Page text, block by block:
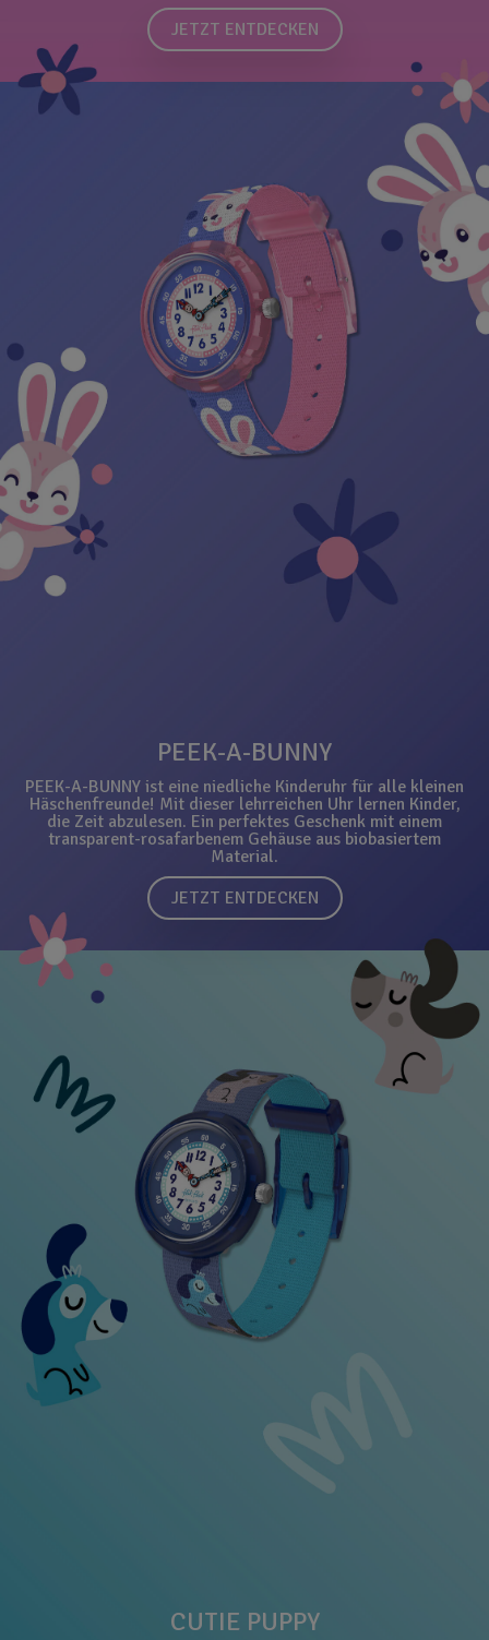
JETZT ENTDECKEN
PEEK-A-BUNNY
PEEK-A-BUNNY ist eine niedliche Kinderuhr für alle kleinen
Häschenfreunde! Mit dieser lehrreichen Uhr lernen Kinder,
die Zeit abzulesen. Ein perfektes Geschenk mit einem
transparent-rosafarbenem Gehäuse aus biobasiertem
Material.
JETZT ENTDECKEN
CUTIE PUPPY